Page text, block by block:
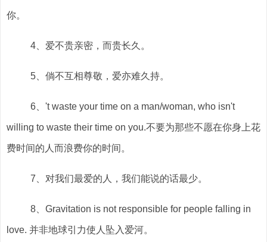
你。
4、爱不贵亲密，而贵长久。
5、倘不互相尊敬，爱亦难久持。
6、't waste your time on a man/woman, who isn't
willing to waste their time on you.不要为那些不愿在你身上花
费时间的人而浪费你的时间。
7、对我们最爱的人，我们能说的话最少。
8、Gravitation is not responsible for people falling in
love. 并非地球引力使人坠入爱河。